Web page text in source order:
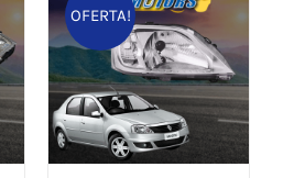
OFERTA!